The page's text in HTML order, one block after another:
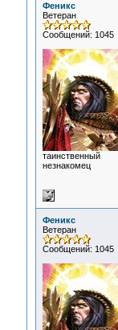
Феникс
Ветеран
Сообщений: 1045
таинственный
незнакомец
Феникс
Ветеран
Сообщений: 1045